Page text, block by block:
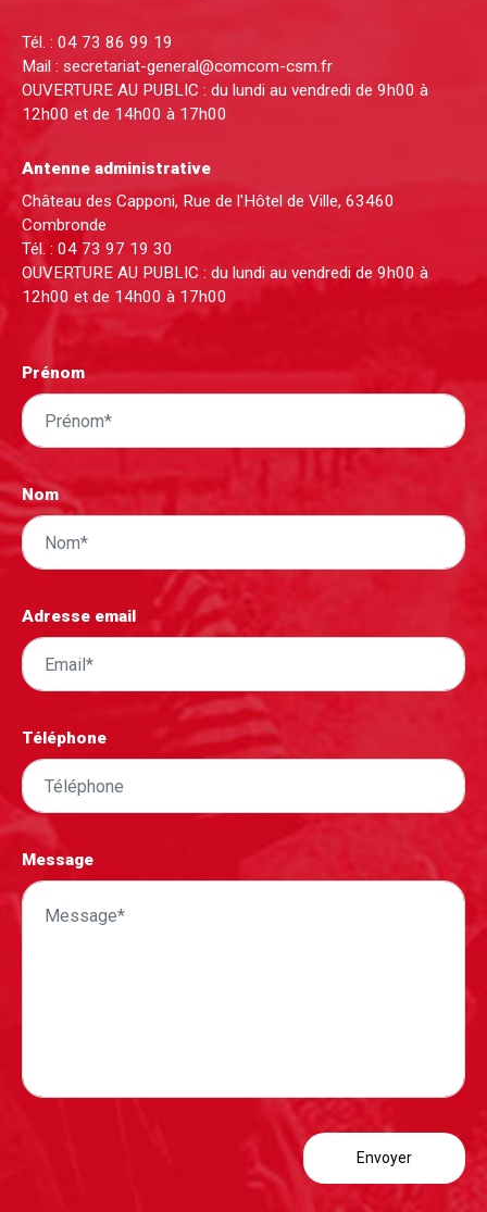
Tél. : 04 73 86 99 19
Mail : secretariat-general@comcom-csm.fr
OUVERTURE AU PUBLIC : du lundi au vendredi de 9h00 à
12h00 et de 14h00 à 17h00
Antenne administrative
Château des Capponi, Rue de l'Hôtel de Ville, 63460
Combronde
Tél. : 04 73 97 19 30
OUVERTURE AU PUBLIC : du lundi au vendredi de 9h00 à
12h00 et de 14h00 à 17h00
Prénom
Nom
Adresse email
Téléphone
Message